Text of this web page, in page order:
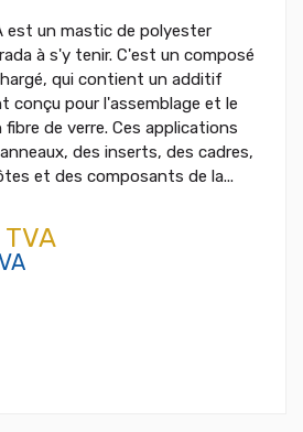
est un mastic de polyester
à s'y tenir. C'est un composé
qui contient un additif
conçu pour l'assemblage et le
fibre de verre. Ces applications
des inserts, des cadres,
et des composants de la...